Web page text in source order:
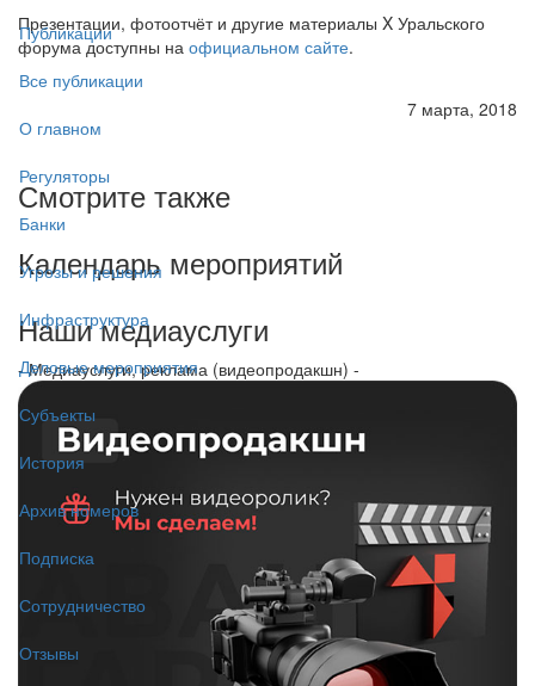
Публикации
Все публикации
О главном
Регуляторы
Банки
Угрозы и решения
Инфраструктура
Деловые мероприятия
Субъекты
История
Архив номеров
Подписка
Сотрудничество
Отзывы
Презентации, фотоотчёт и другие материалы X Уральского
форума доступны на официальном сайте.
7 марта, 2018
Смотрите также
Календарь мероприятий
Наши медиауслуги
- Медиауслуги, реклама (видеопродакшн) -